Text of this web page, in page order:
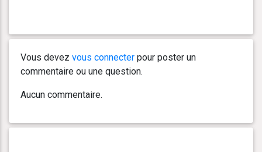
Vous devez vous connecter pour poster un
commentaire ou une question.
Aucun commentaire.